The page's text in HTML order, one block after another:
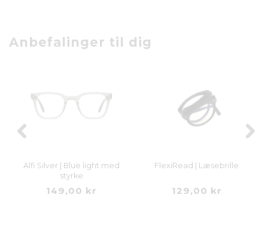
Anbefalinger til dig
Alfi Silver | Blue light med
styrke
149,00 kr
FlexiRead | Læsebrille
129,00 kr